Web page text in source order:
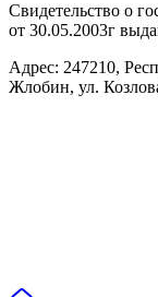
Свидетельство о
от 30.05.2003г
Адрес: 247210,
Жлобин, ул.